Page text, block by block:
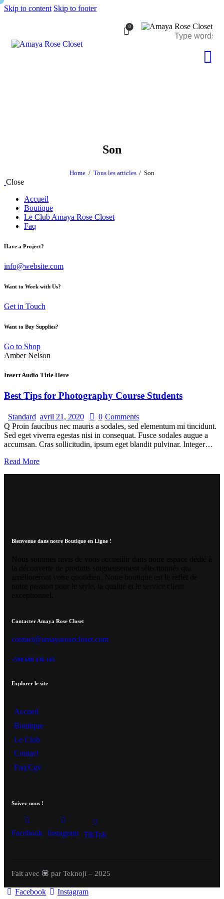
Skip to content Skip to footer
0
Son
Home Tous les articles Son
Close
Accueil
Boutique
Le Club Amaya Rose Closet
Faq
Have a Project?
info@website.com
Want to Work with Us?
Get in Touch
Want to Buy Supplies?
Go to Shop
Amber Nelson
Insert Audio Title Here
Best Tips for Photography Course Students
Standard avril 21, 2020 0 Comments
Q Proin faucibus nec mauris a sodales, sed elementum mi tincidunt.
Sed eget viverra egestas nisi in consequat. Fusce sodales augue a
accumsan. Cras sollicitudin, ipsum eget blandit pulvinar. Integer…
Read More
Bienvenue dans notre Boutique en Ligne !
Contacter Amaya Rose Closet
contact@amayarosecloset.com
+590 690 436 145
Explorer le site
Accueil
Boutique
Le Club
Contact
Faq/Cgv
Suivez-nous !
Facebook Instagram TikTok
Fait avec 💟 par Teknoji – 2025
Facebook Instagram